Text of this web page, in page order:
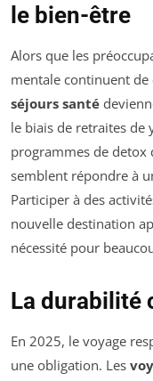
le bien-être
Alors que les
mentale continuent
séjours santé
le biais de retraites de
programmes de detox
semblent répondre à
Participer à des
nouvelle destination
nécessité pour
La durabilité
En 2025, le voyage
une obligation. Les